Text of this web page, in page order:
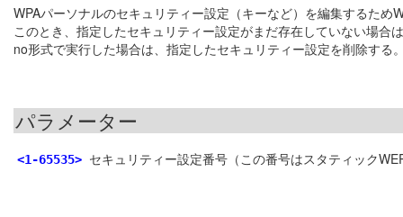
WPAパーソナルのセキュリティー設定（キーなど）を編集するため
このとき、指定したセキュリティー設定がまだ存在していない場合
no形式で実行した場合は、指定したセキュリティー設定を削除する
パラメーター
<1-65535> セキュリティー設定番号（この番号はスタティック